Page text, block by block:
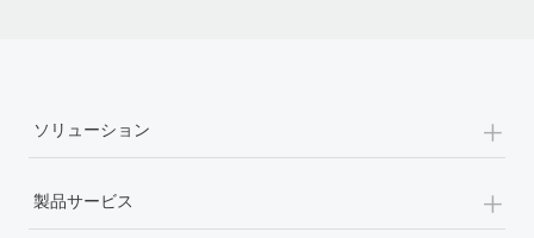
ム間で頻繁に移動しているためです。このため、自社のビジネス
詳細を見る
ソリューション +
製品サービス +